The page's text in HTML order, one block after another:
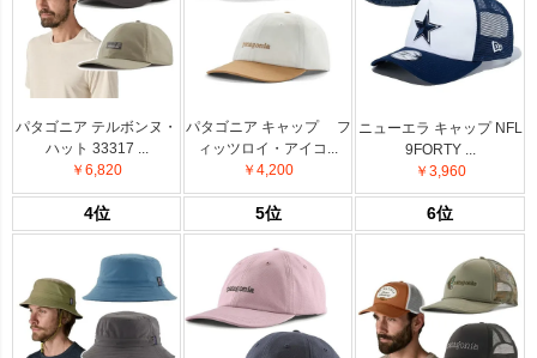
パタゴニア テルボンヌ・
ハット 33317 ...
￥6,820
パタゴニア キャップ フ
ィッツロイ・アイコ...
￥4,200
ニューエラ キャップ NFL
9FORTY ...
￥3,960
4位 5位 6位